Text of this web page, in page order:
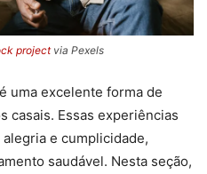
projectvia Pexels
uma excelente forma de
casais. Essas experiências
e cumplicidade,
saudável. Nesta seção,